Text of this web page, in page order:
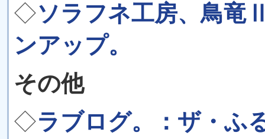
◇ソラフネ工房、鳥竜
ンアップ。
その他
◇ラブログ。：ザ・